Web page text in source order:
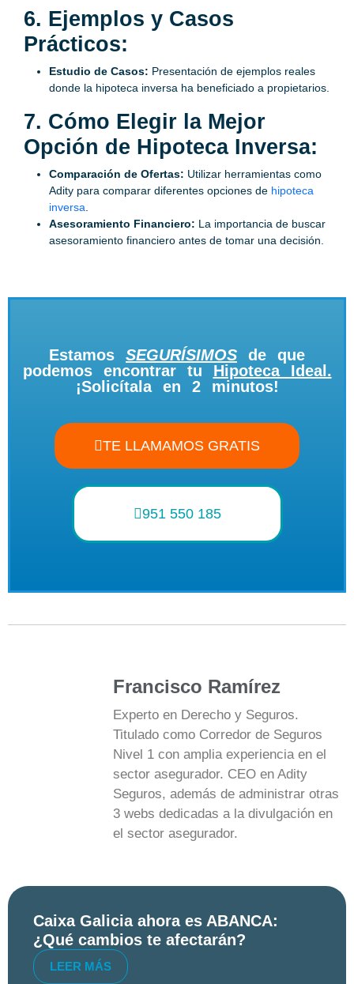
6. Ejemplos y Casos
Prácticos:
Estudio de Casos: Presentación de ejemplos reales
donde la hipoteca inversa ha beneficiado a propietarios.
7. Cómo Elegir la Mejor
Opción de Hipoteca Inversa:
Comparación de Ofertas: Utilizar herramientas como
Adity para comparar diferentes opciones de hipoteca
inversa
Asesoramiento Financiero: La importancia de buscar
asesoramiento financiero antes de tomar una decisión.
Estamos SEGURÍSIMOS
de que
podemos encontrar tu Hipoteca Ideal.
¡Solicítala en 2 minutos!
TE LLAMAMOS GRATIS
951 550 185
Francisco Ramírez
Experto en Derecho y Seguros.
Titulado como Corredor de Seguros
Nivel 1 con amplia experiencia en el
sector asegurador. CEO en Adity
Seguros, además de administrar otras
3 webs dedicadas a la divulgación en
el sector asegurador.
Caixa Galicia ahora es ABANCA:
¿Qué cambios te afectarán?
LEER MÁS